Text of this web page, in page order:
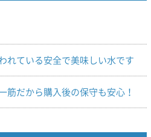
れている安全で美味しい水です
筋だから購入後の保守も安心！